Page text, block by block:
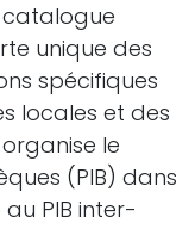
catalogue
unique des
spécifiques
locales et des
le
(PIB) dans
PIB inter-